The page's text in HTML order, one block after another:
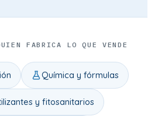
FABRICA LO QUE VENDE
Química y fórmulas
y fitosanitarios